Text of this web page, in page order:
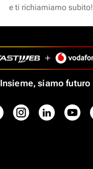
e ti richiamiamo subito!
Insieme, siamo futuro